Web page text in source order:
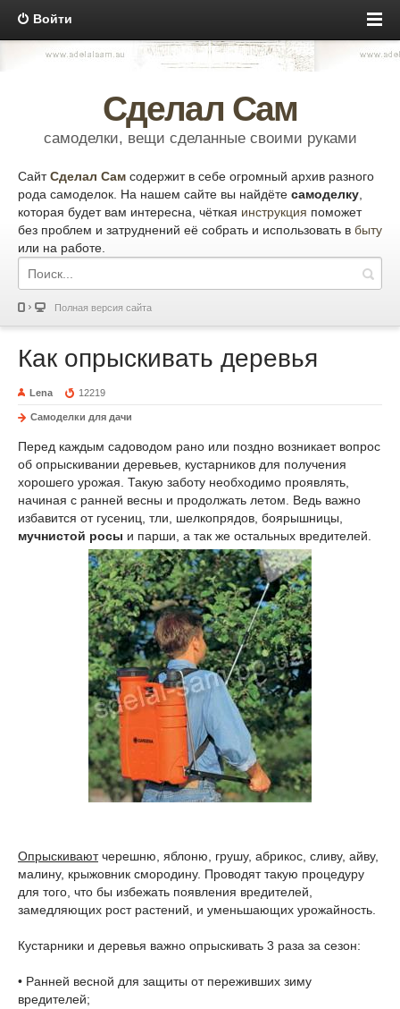
Войти
Сделал Сам
самоделки, вещи сделанные своими руками
СайтСделал Сам содержит в себе огромный архив разного
рода самоделок. На нашем сайте вы найдёте самоделку
которая будет вам интересна, чёткая инструкция поможет
без проблем и затруднений её собрать и использовать в быту
или на работе.
Полная версия сайта
Как опрыскивать деревья
Lena 12219
Самоделки для дачи
Перед каждым садоводом рано или поздно возникает вопрос
об опрыскивании деревьев, кустарников для получения
хорошего урожая. Такую заботу необходимо проявлять,
начиная с ранней весны и продолжать летом. Ведь важно
избавится от гусениц, тли, шелкопрядов, боярышницы,
мучнистой росы и парши, а так же остальных вредителей.
Опрыскиваютчерешню, яблоню, грушу, абрикос, сливу, айву,
малину, крыжовник смородину. Проводят такую процедуру
для того, что бы избежать появления вредителей,
замедляющих рост растений, и уменьшающих урожайность.
Кустарники и деревья важно опрыскивать 3 раза за сезон:
• Ранней весной для защиты от переживших зиму
вредителей;